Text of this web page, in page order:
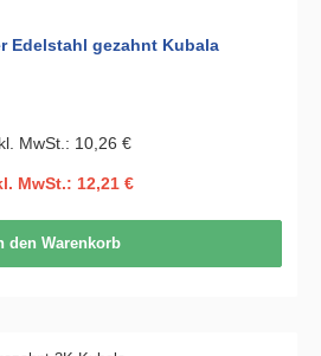
Edelstahl gezahnt Kubala
MwSt.: 10,26 €
MwSt.: 12,21 €
den Warenkorb